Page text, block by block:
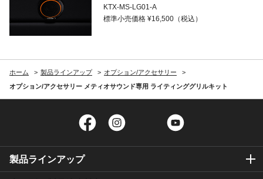
KTX-MS-LG01-A
標準小売価格 ¥16,500（税込）
ホーム 製品ラインアップ
オプション/アクセサリー
オプション/アクセサリー メティオサウンド専用 ライティンググリルキット
Facebook Twitter
製品ラインアップ